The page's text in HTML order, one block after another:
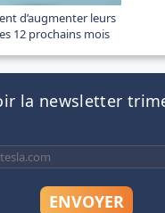
d’augmenter leurs
12 prochains mois
la newsletter